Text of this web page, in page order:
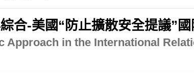
合-美國“防止擴散安全提議”
Approach in the International